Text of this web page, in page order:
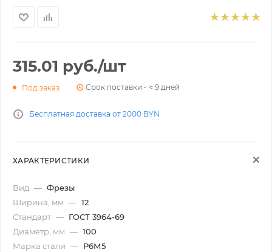
315.01 руб./шт
Под заказ Срок поставки - ≈ 9 дней
Бесплатная доставка от 2000 BYN
ХАРАКТЕРИСТИКИ
Вид — Фрезы
Ширина, мм — 12
Стандарт — ГОСТ 3964-69
Диаметр, мм — 100
Марка стали — Р6М5